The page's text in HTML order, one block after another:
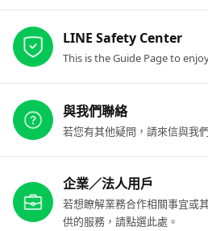
LINE Safety Center
This is the Guide Page to
與我們聯絡
若您有其他疑問，請來信與我
企業／法人用戶
若想瞭解業務合作相關事宜或
供的服務，請點選此處。